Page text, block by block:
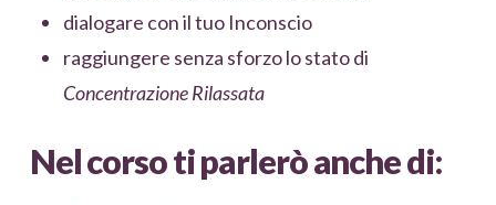
dialogare con il tuo Inconscio
raggiungere senza sforzo lo stato di
Concentrazione Rilassata
Nel corso ti parlerò anche di: